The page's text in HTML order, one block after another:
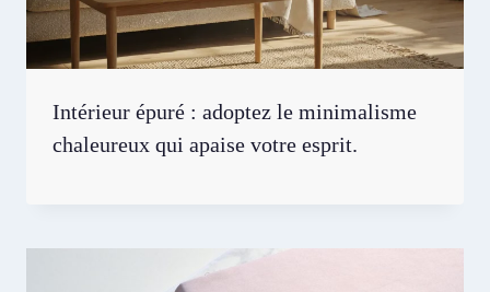
Intérieur épuré : adoptez le minimalisme
chaleureux qui apaise votre esprit.